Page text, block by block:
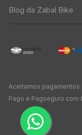
Blog da Zabal Bike
Aceitamos pagamentos
Pago e Pagseguro